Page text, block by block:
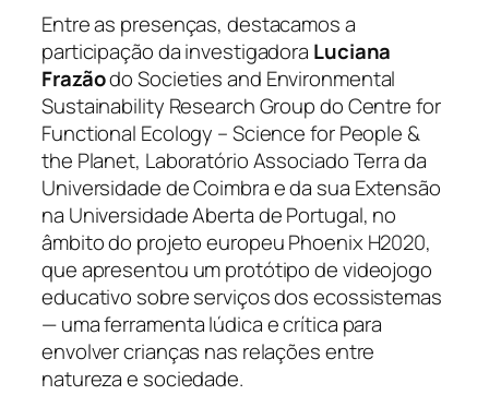
Entre as presenças, destacamos a
participação da investigadora Luciana
Frazãodo Societies and Environmental
Sustainability Research Group do Centre for
Functional Ecology – Science for People &
the Planet, Laboratório Associado Terra da
Universidade de Coimbra e da sua Extensão
na Universidade Aberta de Portugal, no
âmbito do projeto europeu Phoenix H2020,
que apresentou um protótipo de videojogo
educativo sobre serviços dos ecossistemas
— uma ferramenta lúdica e crítica para
envolver crianças nas relações entre
natureza e sociedade.